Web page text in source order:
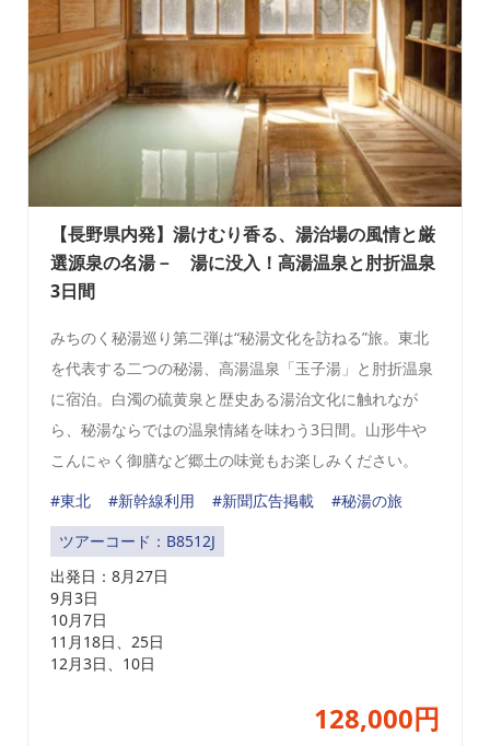
【長野県内発】湯けむり香る、湯治場の風情と厳
選源泉の名湯－ 湯に没入！高湯温泉と肘折温泉
3日間
みちのく秘湯巡り第二弾は“秘湯文化を訪ねる”旅。東北
を代表する二つの秘湯、高湯温泉「玉子湯」と肘折温泉
に宿泊。白濁の硫黄泉と歴史ある湯治文化に触れなが
ら、秘湯ならではの温泉情緒を味わう3日間。山形牛や
こんにゃく御膳など郷土の味覚もお楽しみください。
#東北
#新幹線利用 #新聞広告掲載
#秘湯の旅
ツアーコード：B8512J
出発日： 8月27日
9月3日
10月7日
11月18日、25日
12月3日、10日
128,000円